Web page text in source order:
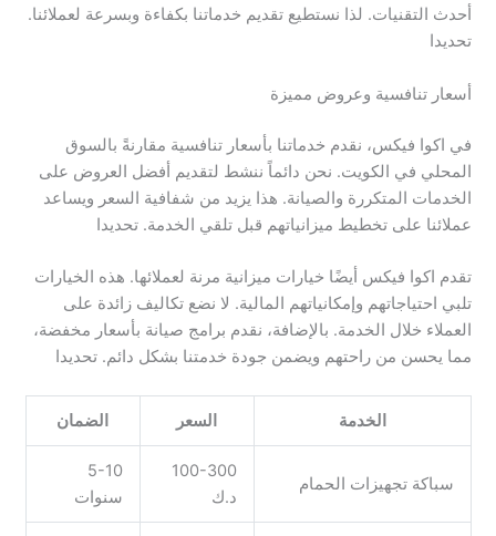
أحدث التقنيات. لذا نستطيع تقديم خدماتنا بكفاءة وبسرعة لعملائنا.
تحديدا
أسعار تنافسية وعروض مميزة
في اكوا فيكس، نقدم خدماتنا بأسعار تنافسية مقارنةً بالسوق
المحلي في الكويت. نحن دائماً ننشط لتقديم أفضل العروض على
الخدمات المتكررة والصيانة. هذا يزيد من شفافية السعر ويساعد
عملائنا على تخطيط ميزانياتهم قبل تلقي الخدمة. تحديدا
تقدم اكوا فيكس أيضًا خيارات ميزانية مرنة لعملائها. هذه الخيارات
تلبي احتياجاتهم وإمكانياتهم المالية. لا نضع تكاليف زائدة على
العملاء خلال الخدمة. بالإضافة، نقدم برامج صيانة بأسعار مخفضة،
مما يحسن من راحتهم ويضمن جودة خدمتنا بشكل دائم. تحديدا
الخدمة السعر الضمان
سباكة تجهيزات الحمام
100-300
د.ك
5-10
سنوات